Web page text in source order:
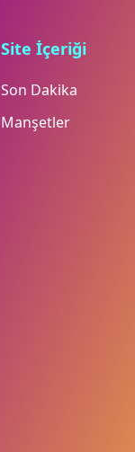
Site İçeriği
Son Dakika
Manşetler